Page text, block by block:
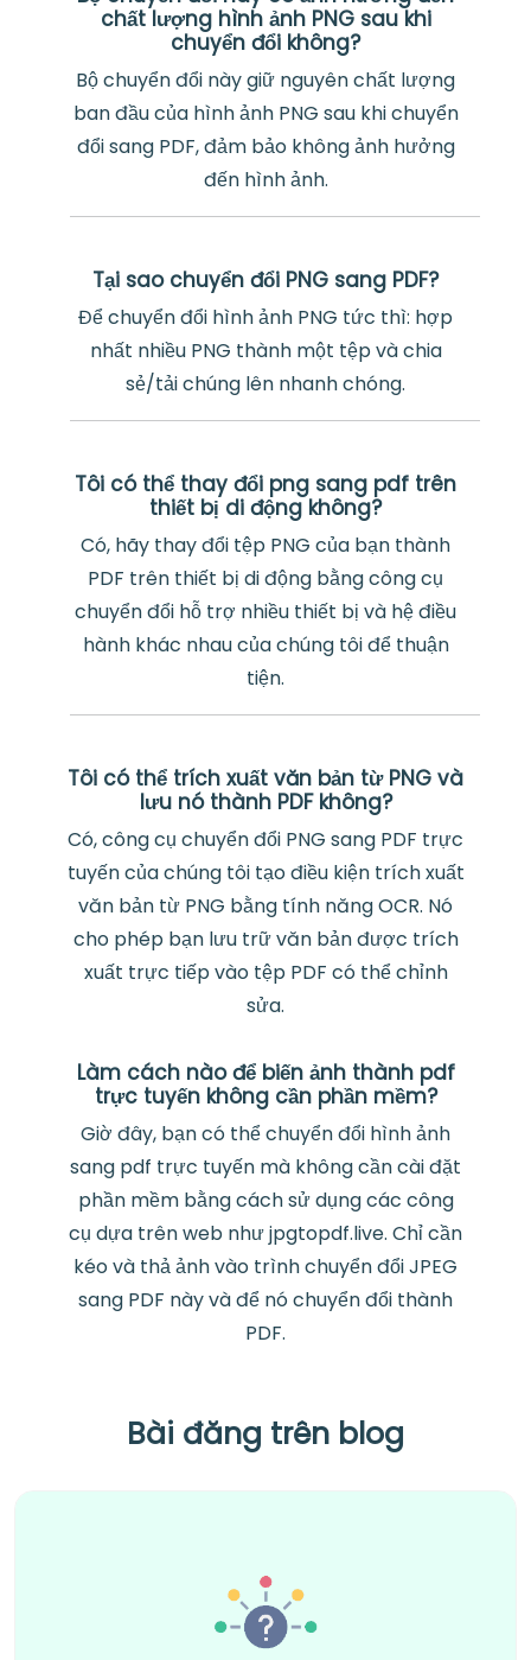
chất lượng hình ảnh PNG sau khi
chuyển đổi không?
Bộ chuyển đổi này giữ nguyên chất lượng
ban đầu của hình ảnh PNG sau khi chuyển
đổi sang PDF, đảm bảo không ảnh hưởng
đến hình ảnh.
Tại sao chuyển đổi PNG sang PDF?
Để chuyển đổi hình ảnh PNG tức thì: hợp
nhất nhiều PNG thành một tệp và chia
sẻ/tải chúng lên nhanh chóng.
Tôi có thể thay đổi png sang pdf trên
thiết bị di động không?
Có, hãy thay đổi tệp PNG của bạn thành
PDF trên thiết bị di động bằng công cụ
chuyển đổi hỗ trợ nhiều thiết bị và hệ điều
hành khác nhau của chúng tôi để thuận
tiện.
Tôi có thể trích xuất văn bản từ PNG và
lưu nó thành PDF không?
Có, công cụ chuyển đổi PNG sang PDF trực
tuyến của chúng tôi tạo điều kiện trích xuất
văn bản từ PNG bằng tính năng OCR. Nó
cho phép bạn lưu trữ văn bản được trích
xuất trực tiếp vào tệp PDF có thể chỉnh
sửa.
Làm cách nào để biến ảnh thành pdf
trực tuyến không cần phần mềm?
Giờ đây, bạn có thể chuyển đổi hình ảnh
sang pdf trực tuyến mà không cần cài đặt
phần mềm bằng cách sử dụng các công
cụ dựa trên web như jpgtopdf.live. Chỉ cần
kéo và thả ảnh vào trình chuyển đổi JPEG
sang PDF này và để nó chuyển đổi thành
PDF.
Bài đăng trên blog